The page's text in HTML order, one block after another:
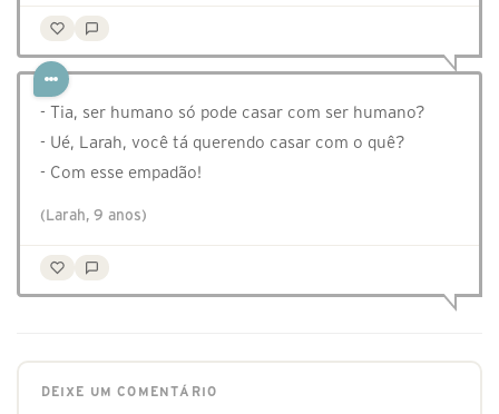
- Tia, ser humano só pode casar com ser humano?
- Ué, Larah, você tá querendo casar com o quê?
- Com esse empadão!
(Larah, 9 anos)
DEIXE UM COMENTÁRIO